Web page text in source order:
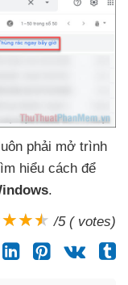
phải mở trình
hiểu cách để
.
/5 ( votes)